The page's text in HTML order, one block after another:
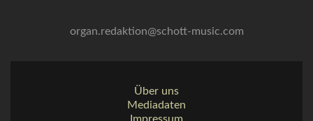
organ.redaktion@schott-music.com
Über uns
Mediadaten